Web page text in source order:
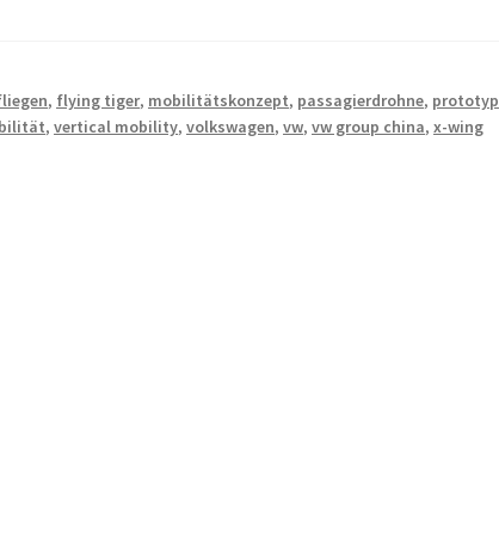
, flying tiger, mobilitätskonzept, passagierdrohne, prototyp
,vertical mobility,volkswagen,vw,vw group china,x-wing